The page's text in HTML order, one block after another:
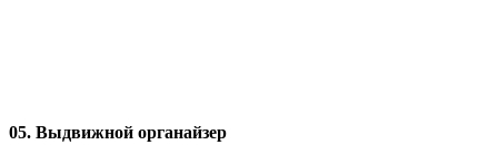
05. Выдвижной органайзер